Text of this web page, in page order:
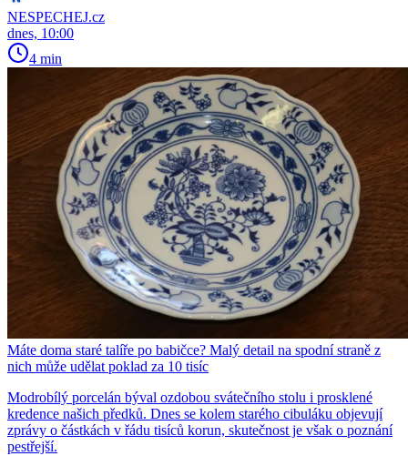
NESPECHEJ.cz
dnes, 10:00
4 min
Máte doma staré talíře po babičce? Malý detail na spodní straně z
nich může udělat poklad za 10 tisíc
Modrobílý porcelán býval ozdobou svátečního stolu i prosklené
kredence našich předků. Dnes se kolem starého cibuláku objevují
zprávy o částkách v řádu tisíců korun, skutečnost je však o poznání
pestřejší.